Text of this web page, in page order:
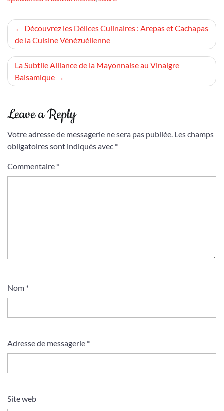
Navigation
de
l’article
Découvrez les Délices Culinaires : Arepas et Cachapas
de la Cuisine Vénézuélienne
La Subtile Alliance de la Mayonnaise au Vinaigre
Balsamique
Leave a Reply
Votre adresse de messagerie ne sera pas publiée. Les champs
obligatoires sont indiqués avec *
Commentaire *
Nom *
Adresse de messagerie *
Site web